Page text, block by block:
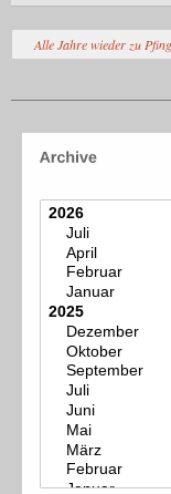
Alle Jahre wieder zu